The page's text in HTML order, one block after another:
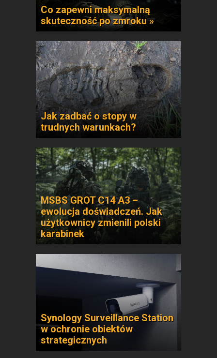
Co zapewni maksymalną
skuteczność po zmroku »
Jak zadbać o stopy w
trudnych warunkach?
MSBS GROT C14 A3 –
ewolucja doświadczeń. Jak
użytkownicy zmienili polski
karabinek
Synology Surveillance Station
w ochronie obiektów
strategicznych